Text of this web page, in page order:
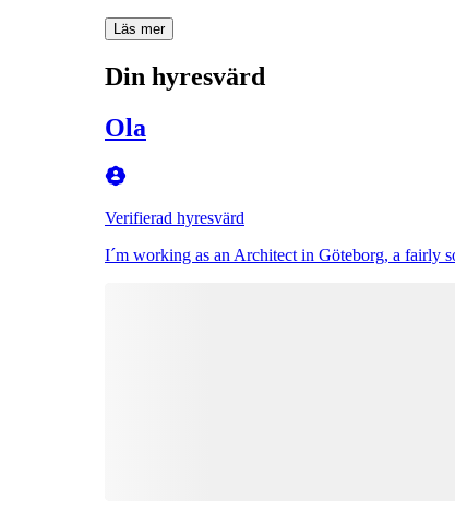
Läs mer
Din hyresvärd
Ola
Verifierad hyresvärd
I´m working as an Architect in Göteborg, a fairly